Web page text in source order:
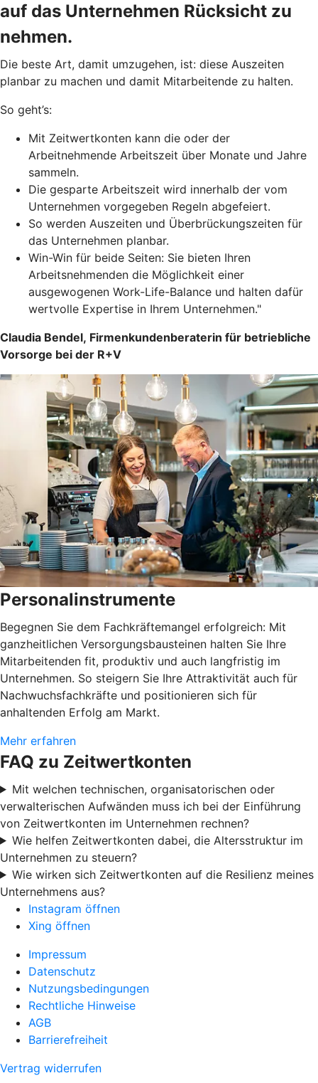
auf das Unternehmen Rücksicht zu
nehmen.
Die beste Art, damit umzugehen, ist: diese Auszeiten
planbar zu machen und damit Mitarbeitende zu halten.
So geht’s:
Mit Zeitwertkonten kann die oder der
Arbeitnehmende Arbeitszeit über Monate und Jahre
sammeln.
Die gesparte Arbeitszeit wird innerhalb der vom
Unternehmen vorgegeben Regeln abgefeiert.
So werden Auszeiten und Überbrückungszeiten für
das Unternehmen planbar.
Win-Win für beide Seiten: Sie bieten Ihren
Arbeitsnehmenden die Möglichkeit einer
ausgewogenen Work-Life-Balance und halten dafür
wertvolle Expertise in Ihrem Unternehmen."
Claudia Bendel, Firmenkundenberaterin für betriebliche
Vorsorge bei der R+V
Personalinstrumente
Begegnen Sie dem Fachkräftemangel erfolgreich: Mit
ganzheitlichen Versorgungsbausteinen halten Sie Ihre
Mitarbeitenden fit, produktiv und auch langfristig im
Unternehmen. So steigern Sie Ihre Attraktivität auch für
Nachwuchsfachkräfte und positionieren sich für
anhaltenden Erfolg am Markt.
Mehr erfahren
FAQ zu Zeitwertkonten
Mit welchen technischen, organisatorischen oder
verwalterischen Aufwänden muss ich bei der Einführung
von Zeitwertkonten im Unternehmen rechnen?
Wie helfen Zeitwertkonten dabei, die Altersstruktur im
Unternehmen zu steuern?
Wie wirken sich Zeitwertkonten auf die Resilienz meines
Unternehmens aus?
Instagram öffnen
Xing öffnen
Impressum
Datenschutz
Nutzungsbedingungen
Rechtliche Hinweise
AGB
Barrierefreiheit
Vertrag widerrufen